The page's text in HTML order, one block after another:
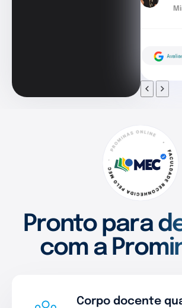
Pronto para
com a
Corpo docente